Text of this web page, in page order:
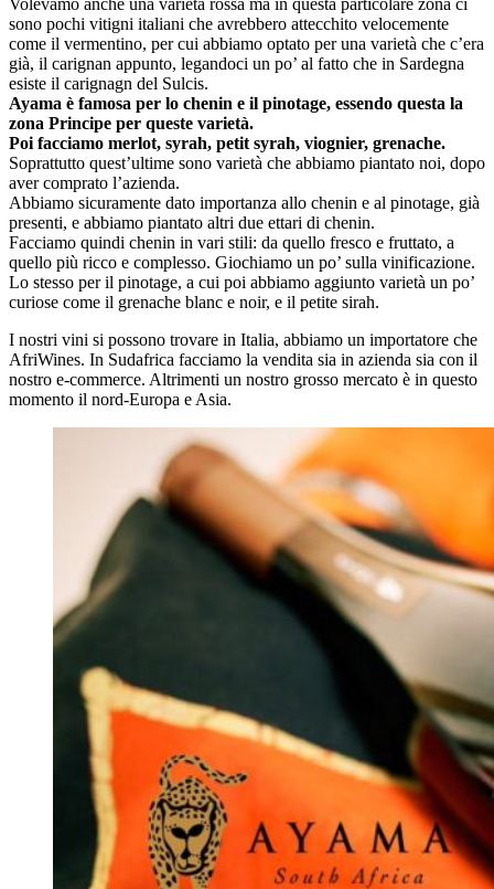
sono pochi vitigni italiani che avrebbero attecchito velocemente
come il vermentino, per cui abbiamo optato per una varietà che c’era
già, il carignan appunto, legandoci un po’ al fatto che in Sardegna
esiste il carignagn del Sulcis.
Ayama è famosa per lo chenin e il pinotage, essendo questa la
zona Principe per queste varietà.
Poi facciamo merlot, syrah, petit syrah, viognier, grenache.
Soprattutto quest’ultime sono varietà che abbiamo piantato noi, dopo
aver comprato l’azienda.
Abbiamo sicuramente dato importanza allo chenin e al pinotage, già
presenti, e abbiamo piantato altri due ettari di chenin.
Facciamo quindi chenin in vari stili: da quello fresco e fruttato, a
quello più ricco e complesso. Giochiamo un po’ sulla vinificazione.
Lo stesso per il pinotage, a cui poi abbiamo aggiunto varietà un po’
curiose come il grenache blanc e noir, e il petite sirah.
I nostri vini si possono trovare in Italia, abbiamo un importatore che
AfriWines. In Sudafrica facciamo la vendita sia in azienda sia con il
nostro e-commerce. Altrimenti un nostro grosso mercato è in questo
momento il nord-Europa e Asia.